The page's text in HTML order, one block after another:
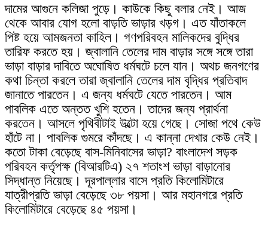
দামের আগুনে কলিজা পুড়ে। কাউকে কিছু বলার নেই। আজ
থেকে আবার যোগ হলো বাড়তি ভাড়ার খড়গ। এত যাঁতাকলে
পিষ্ট হয়ে আমজনতা কাহিল। গণপরিবহন মালিকদের বুদ্ধির
তারিফ করতে হয়। জ্বালানি তেলের দাম বাড়ার সঙ্গে সঙ্গে তারা
ভাড়া বাড়ার দাবিতে অঘোষিত ধর্মঘটে চলে যান। অথচ জনগণের
কথা চিন্তা করলে তারা জ্বালানি তেলের দাম বৃদ্ধির প্রতিবাদ
জানাতে পারতেন। এ জন্য ধর্মঘটে যেতে পারতেন। আম
পাবলিক এতে অন্তত খুশি হতেন। তাদের জন্য প্রার্থনা
করতেন। আসলে পৃথিবীটাই উল্টো হয়ে গেছে। সোজা পথে কেউ
হাঁটে না। পাবলিক গুমরে কাঁদছে। এ কান্না দেখার কেউ নেই।
কতো টাকা বেড়েছে বাস-মিনিবাসের ভাড়া? বাংলাদেশ সড়ক
পরিবহন কর্তৃপক্ষ (বিআরটিএ) ২৭ শতাংশ ভাড়া বাড়ানোর
সিদ্ধান্ত নিয়েছে। দূরপাল্লার বাসে প্রতি কিলোমিটারে
যাত্রীপ্রতি ভাড়া বেড়েছে ৩৮ পয়সা। আর মহানগরে প্রতি
কিলোমিটারে বেড়েছে ৪৫ পয়সা।